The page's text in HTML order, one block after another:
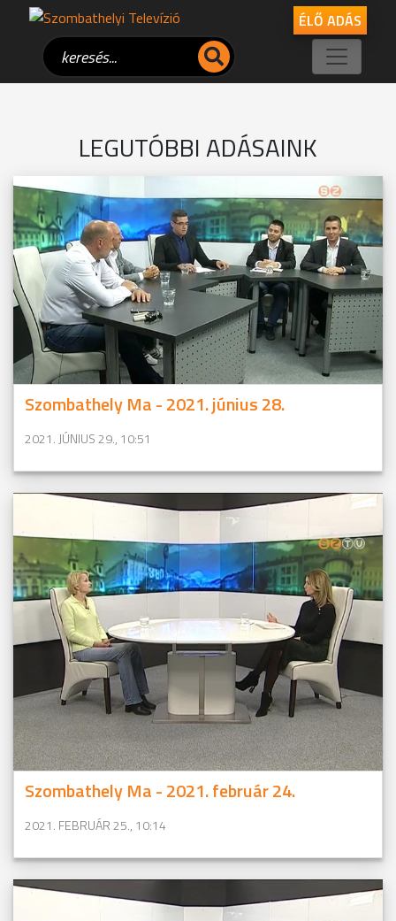
ÉLŐ ADÁS
LEGUTÓBBI ADÁSAINK
Szombathely Ma - 2021. június 28.
2021. JÚNIUS 29., 10:51
Szombathely Ma - 2021. február 24.
2021. FEBRUÁR 25., 10:14